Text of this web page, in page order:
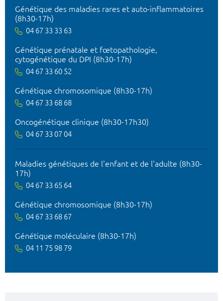
Génétique des maladies rares et auto-inflammatoires
(8h30-17h)
04 67 33 33 63
Génétique prénatale et fœtopathologie,
cytogénétique du DPI (8h30-17h)
04 67 33 60 52
Génétique chromosomique (8h30-17h)
04 67 33 68 68
Oncogénétique clinique (8h30-17h30)
04 67 33 07 04
Maladies génétiques de l'enfant et de l'adulte (8h30-
17h)
04 67 33 65 64
Génétique chromosomique (8h30-17h)
04 67 33 68 67
Génétique moléculaire (8h30-17h)
04 11 75 98 79